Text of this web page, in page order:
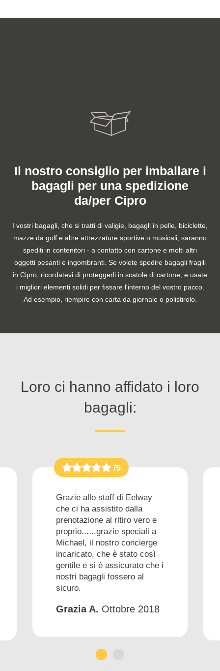
Il nostro consiglio per imballare i
bagagli per una spedizione
da/per Cipro
I vostri bagagli, che si tratti di valigie, bagagli in pelle, biciclette,
mazze da golf e altre attrezzature sportive o musicali, saranno
spediti in contenitori - a contatto con cartone e molti altri
oggetti pesanti e ingombranti. Se volete spedire bagagli fragili
in Cipro, ricordatevi di proteggerli in scatole di cartone, e usate
i migliori elementi solidi per fissare l'interno del vostro pacco.
Ad esempio, riempire con carta da giornale o polistirolo.
Loro ci hanno affidato i loro
bagagli:
/5
Grazie allo staff di Eelway
che ci ha assistito dalla
prenotazione al ritiro vero e
proprio......grazie speciali a
Michael, il nostro concierge
incaricato, che è stato così
gentile e si è assicurato che i
nostri bagagli fossero al
sicuro.
Grazia A. Ottobre 2018